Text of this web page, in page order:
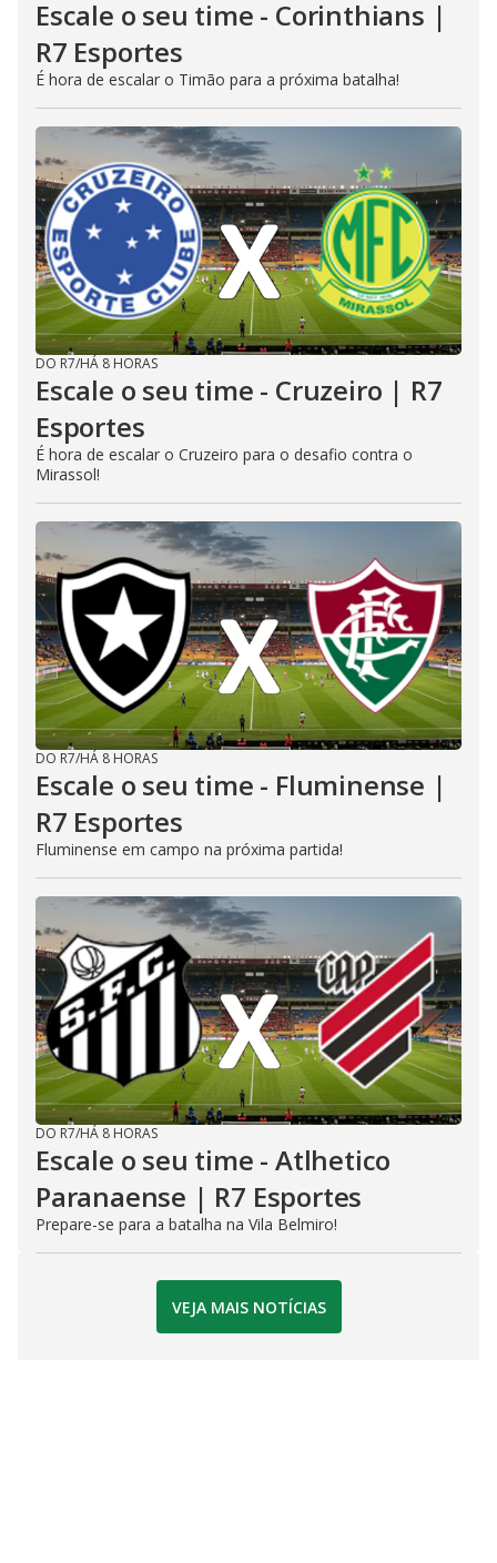
Escale o seu time - Corinthians |
R7 Esportes
É hora de escalar o Timão para a próxima batalha!
DO R7/HÁ 8 HORAS
Escale o seu time - Cruzeiro | R7
Esportes
É hora de escalar o Cruzeiro para o desafio contra o
Mirassol!
DO R7/HÁ 8 HORAS
Escale o seu time - Fluminense |
R7 Esportes
Fluminense em campo na próxima partida!
DO R7/HÁ 8 HORAS
Escale o seu time - Atlhetico
Paranaense | R7 Esportes
Prepare-se para a batalha na Vila Belmiro!
VEJA MAIS NOTÍCIAS